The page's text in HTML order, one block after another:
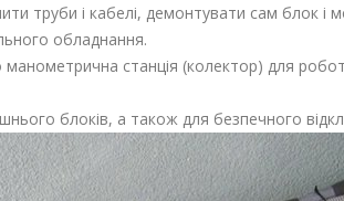
труби і кабелі, демонтувати сам блок і
обладнання.
станція (колектор) для
блоків, а також для безпечного